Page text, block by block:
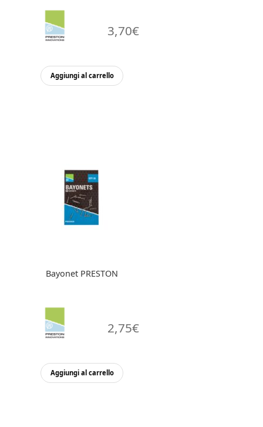
3,70€
Aggiungi al carrello
Bayonet PRESTON
2,75€
Aggiungi al carrello